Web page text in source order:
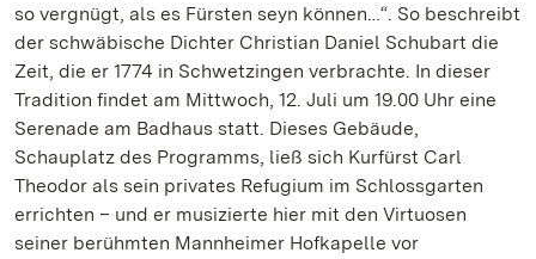
so vergnügt, als es Fürsten seyn können…“. So beschreibt
der schwäbische Dichter Christian Daniel Schubart die
Zeit, die er 1774 in Schwetzingen verbrachte. In dieser
Tradition findet am Mittwoch, 12. Juli um 19.00 Uhr eine
Serenade am Badhaus statt. Dieses Gebäude,
Schauplatz des Programms, ließ sich Kurfürst Carl
Theodor als sein privates Refugium im Schlossgarten
errichten – und er musizierte hier mit den Virtuosen
seiner berühmten Mannheimer Hofkapelle vor